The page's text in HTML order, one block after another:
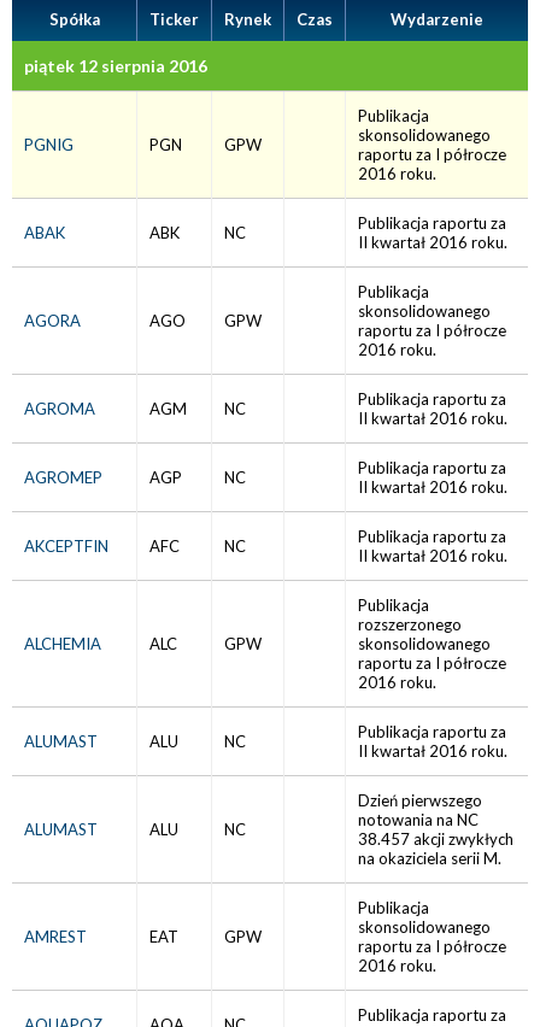
Spółka Ticker Rynek Czas Wydarzenie
piątek 12 sierpnia 2016
PGNIG PGN GPW
Publikacja
skonsolidowanego
raportu za I półrocze
2016 roku.
ABAK ABK NC
Publikacja raportu za
II kwartał 2016 roku.
AGORA AGO GPW
Publikacja
skonsolidowanego
raportu za I półrocze
2016 roku.
AGROMA AGM NC
Publikacja raportu za
II kwartał 2016 roku.
AGROMEP AGP NC
Publikacja raportu za
II kwartał 2016 roku.
AKCEPTFIN AFC NC
Publikacja raportu za
II kwartał 2016 roku.
ALCHEMIA ALC GPW
Publikacja
rozszerzonego
skonsolidowanego
raportu za I półrocze
2016 roku.
ALUMAST ALU NC
Publikacja raportu za
II kwartał 2016 roku.
ALUMAST ALU NC
Dzień pierwszego
notowania na NC
38.457 akcji zwykłych
na okaziciela serii M.
AMREST EAT GPW
Publikacja
skonsolidowanego
raportu za I półrocze
2016 roku.
Publikacja raportu za